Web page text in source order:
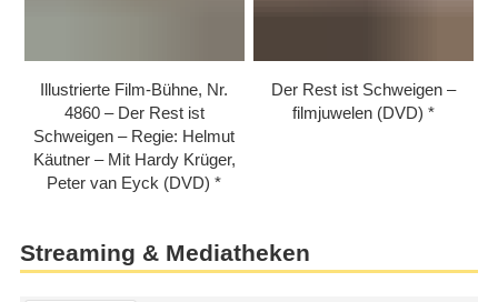
Illustrierte Film-Bühne, Nr.
4860 – Der Rest ist
Schweigen – Regie: Helmut
Käutner – Mit Hardy Krüger,
Peter van Eyck (DVD)
Der Rest ist Schweigen –
filmjuwelen (DVD)
Streaming & Mediatheken